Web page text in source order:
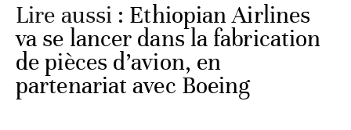
Lire aussi : Ethiopian Airlines
va se lancer dans la fabrication
de pièces d’avion, en
partenariat avec Boeing